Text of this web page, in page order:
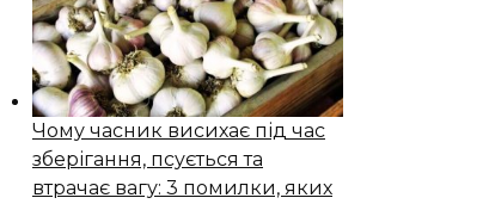
Чому часник висихає під час
зберігання, псується та
втрачає вагу: 3 помилки, яких